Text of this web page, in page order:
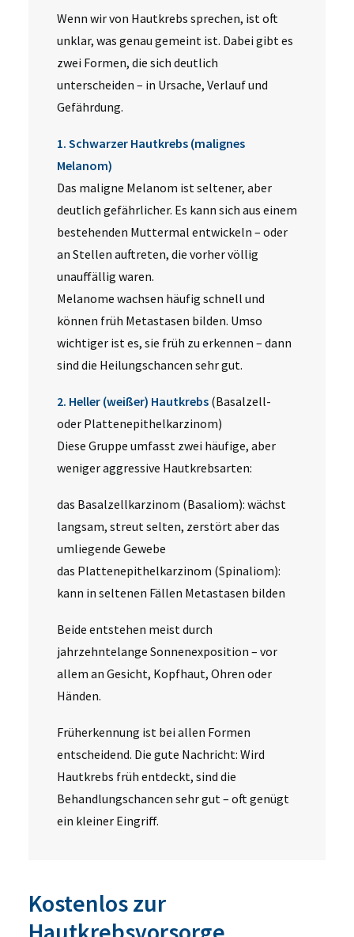
Wenn wir von Hautkrebs sprechen, ist oft
unklar, was genau gemeint ist. Dabei gibt es
zwei Formen, die sich deutlich
unterscheiden – in Ursache, Verlauf und
Gefährdung.
1. Schwarzer Hautkrebs (malignes
Melanom)
Das maligne Melanom ist seltener, aber
deutlich gefährlicher. Es kann sich aus einem
bestehenden Muttermal entwickeln – oder
an Stellen auftreten, die vorher völlig
unauffällig waren.
Melanome wachsen häufig schnell und
können früh Metastasen bilden. Umso
wichtiger ist es, sie früh zu erkennen – dann
sind die Heilungschancen sehr gut.
2. Heller (weißer) Hautkrebs (Basalzell-
oder Plattenepithelkarzinom)
Diese Gruppe umfasst zwei häufige, aber
weniger aggressive Hautkrebsarten:
das Basalzellkarzinom (Basaliom): wächst
langsam, streut selten, zerstört aber das
umliegende Gewebe
das Plattenepithelkarzinom (Spinaliom):
kann in seltenen Fällen Metastasen bilden
Beide entstehen meist durch
jahrzehntelange Sonnenexposition – vor
allem an Gesicht, Kopfhaut, Ohren oder
Händen.
Früherkennung ist bei allen Formen
entscheidend. Die gute Nachricht: Wird
Hautkrebs früh entdeckt, sind die
Behandlungschancen sehr gut – oft genügt
ein kleiner Eingriff.
Kostenlos zur